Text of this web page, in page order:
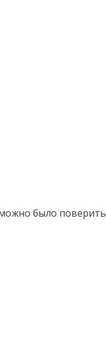
было поверить